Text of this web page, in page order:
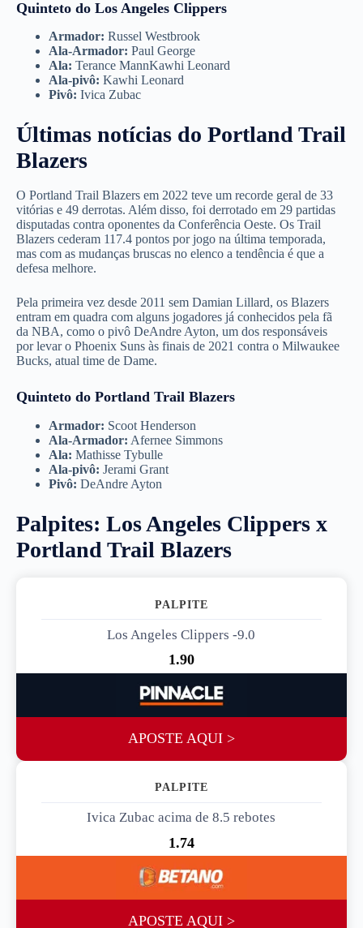
Quinteto do Los Angeles Clippers
Armador: Russel Westbrook
Ala-Armador: Paul George
Ala: Terance MannKawhi Leonard
Ala-pivô: Kawhi Leonard
Pivô: Ivica Zubac
Últimas notícias do Portland Trail
Blazers
O Portland Trail Blazers em 2022 teve um recorde geral de 33
vitórias e 49 derrotas. Além disso, foi derrotado em 29 partidas
disputadas contra oponentes da Conferência Oeste. Os Trail
Blazers cederam 117.4 pontos por jogo na última temporada,
mas com as mudanças bruscas no elenco a tendência é que a
defesa melhore.
Pela primeira vez desde 2011 sem Damian Lillard, os Blazers
entram em quadra com alguns jogadores já conhecidos pela fã
da NBA, como o pivô DeAndre Ayton, um dos responsáveis
por levar o Phoenix Suns às finais de 2021 contra o Milwaukee
Bucks, atual time de Dame.
Quinteto do Portland Trail Blazers
Armador: Scoot Henderson
Ala-Armador: Afernee Simmons
Ala: Mathisse Tybulle
Ala-pivô: Jerami Grant
Pivô: DeAndre Ayton
Palpites: Los Angeles Clippers x
Portland Trail Blazers
Los Angeles Clippers -9.0
1.90
APOSTE AQUI >
Ivica Zubac acima de 8.5 rebotes
1.74
APOSTE AQUI >